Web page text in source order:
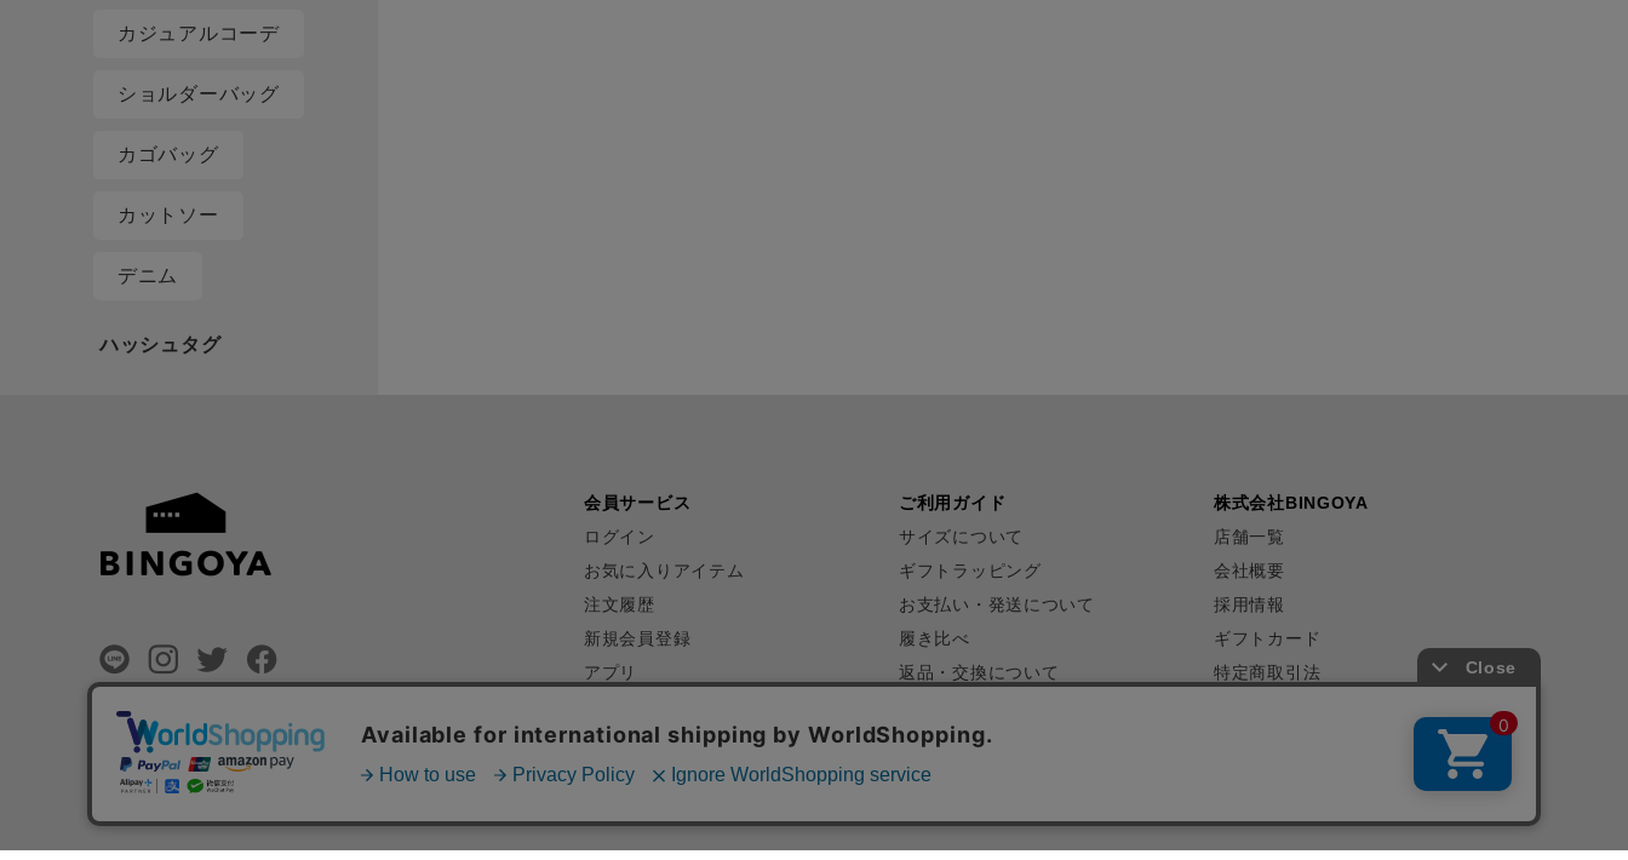
カジュアルコーデ
ショルダーバッグ
カゴバッグ
カットソー
デニム
会員サービス
ログイン
お気に入りアイテム
注文履歴
新規会員登録
アプリ
ご利用ガイド
サイズについて
ギフトラッピング
お支払い・発送について
履き比べ
返品・交換について
お問い合わせ
株式会社BINGOYA
店舗一覧
会社概要
採用情報
ギフトカード
特定商取引法
©BINGOYA Co,.Ltd.